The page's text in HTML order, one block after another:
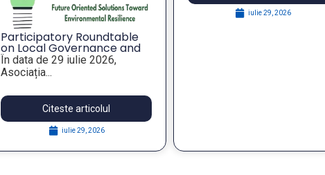
Participatory Roundtable
on Local Governance and
Strategic Foresight for
Resilient Public Policies,
within the FOSTER Project
În data de 29 iulie 2026,
Asociația...
Citeste articolul
iulie 29, 2026
iulie 29, 2026